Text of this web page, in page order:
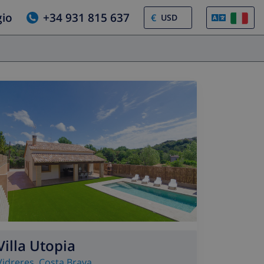
+34 931 815 637 €
Utopia